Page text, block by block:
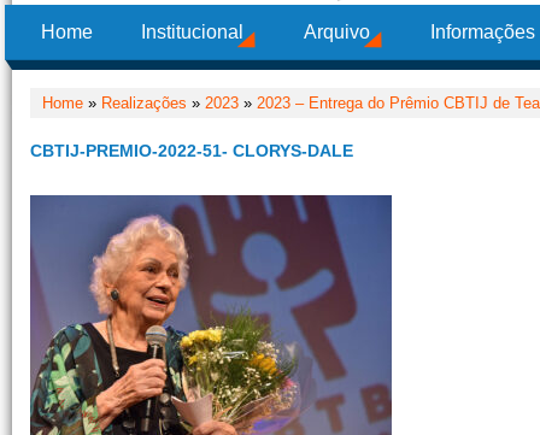
Home Institucional Arquivo
Home » Realizações » 2023 » 2023 – Entrega do Prêmio CBTIJ de
CBTIJ-PREMIO-2022-51- CLORYS-DALE